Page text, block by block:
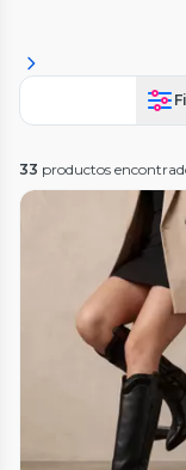
33 productos